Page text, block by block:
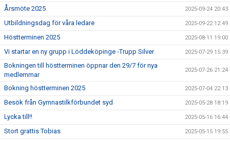
Årsmöte 2025 2025-09-24 20:43
Utbildningsdag för våra ledare 2025-09-22 12:49
Höstterminen 2025 2025-08-11 19:00
Vi startar en ny grupp i Löddeköpinge -Trupp Silver 2025-07-29 15:39
Bokningen till höstterminen öppnar den 29/7 för nya
medlemmar
2025-07-26 21:24
Bokning höstterminen 2025 2025-07-04 22:13
Besök från Gymnastilkförbundet syd 2025-05-28 18:19
Lycka till!! 2025-05-16 16:44
Stort grattis Tobias 2025-05-15 19:55